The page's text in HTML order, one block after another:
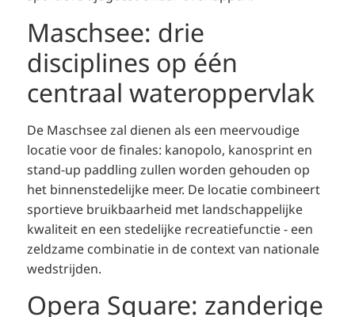
Maschsee: drie
disciplines op één
centraal wateroppervlak
De Maschsee zal dienen als een meervoudige
locatie voor de finales: kanopolo, kanosprint en
stand-up paddling zullen worden gehouden op
het binnenstedelijke meer. De locatie combineert
sportieve bruikbaarheid met landschappelijke
kwaliteit en een stedelijke recreatiefunctie - een
zeldzame combinatie in de context van nationale
wedstrijden.
Opera Square: zanderige